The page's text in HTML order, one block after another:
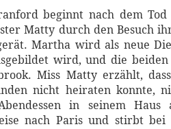
beginnt nach dem
Matty durch den Besuch
Martha wird als neue
wird, und die
Miss Matty erzählt,
nicht heiraten konnte,
in seinem
nach Paris und stirbt bei